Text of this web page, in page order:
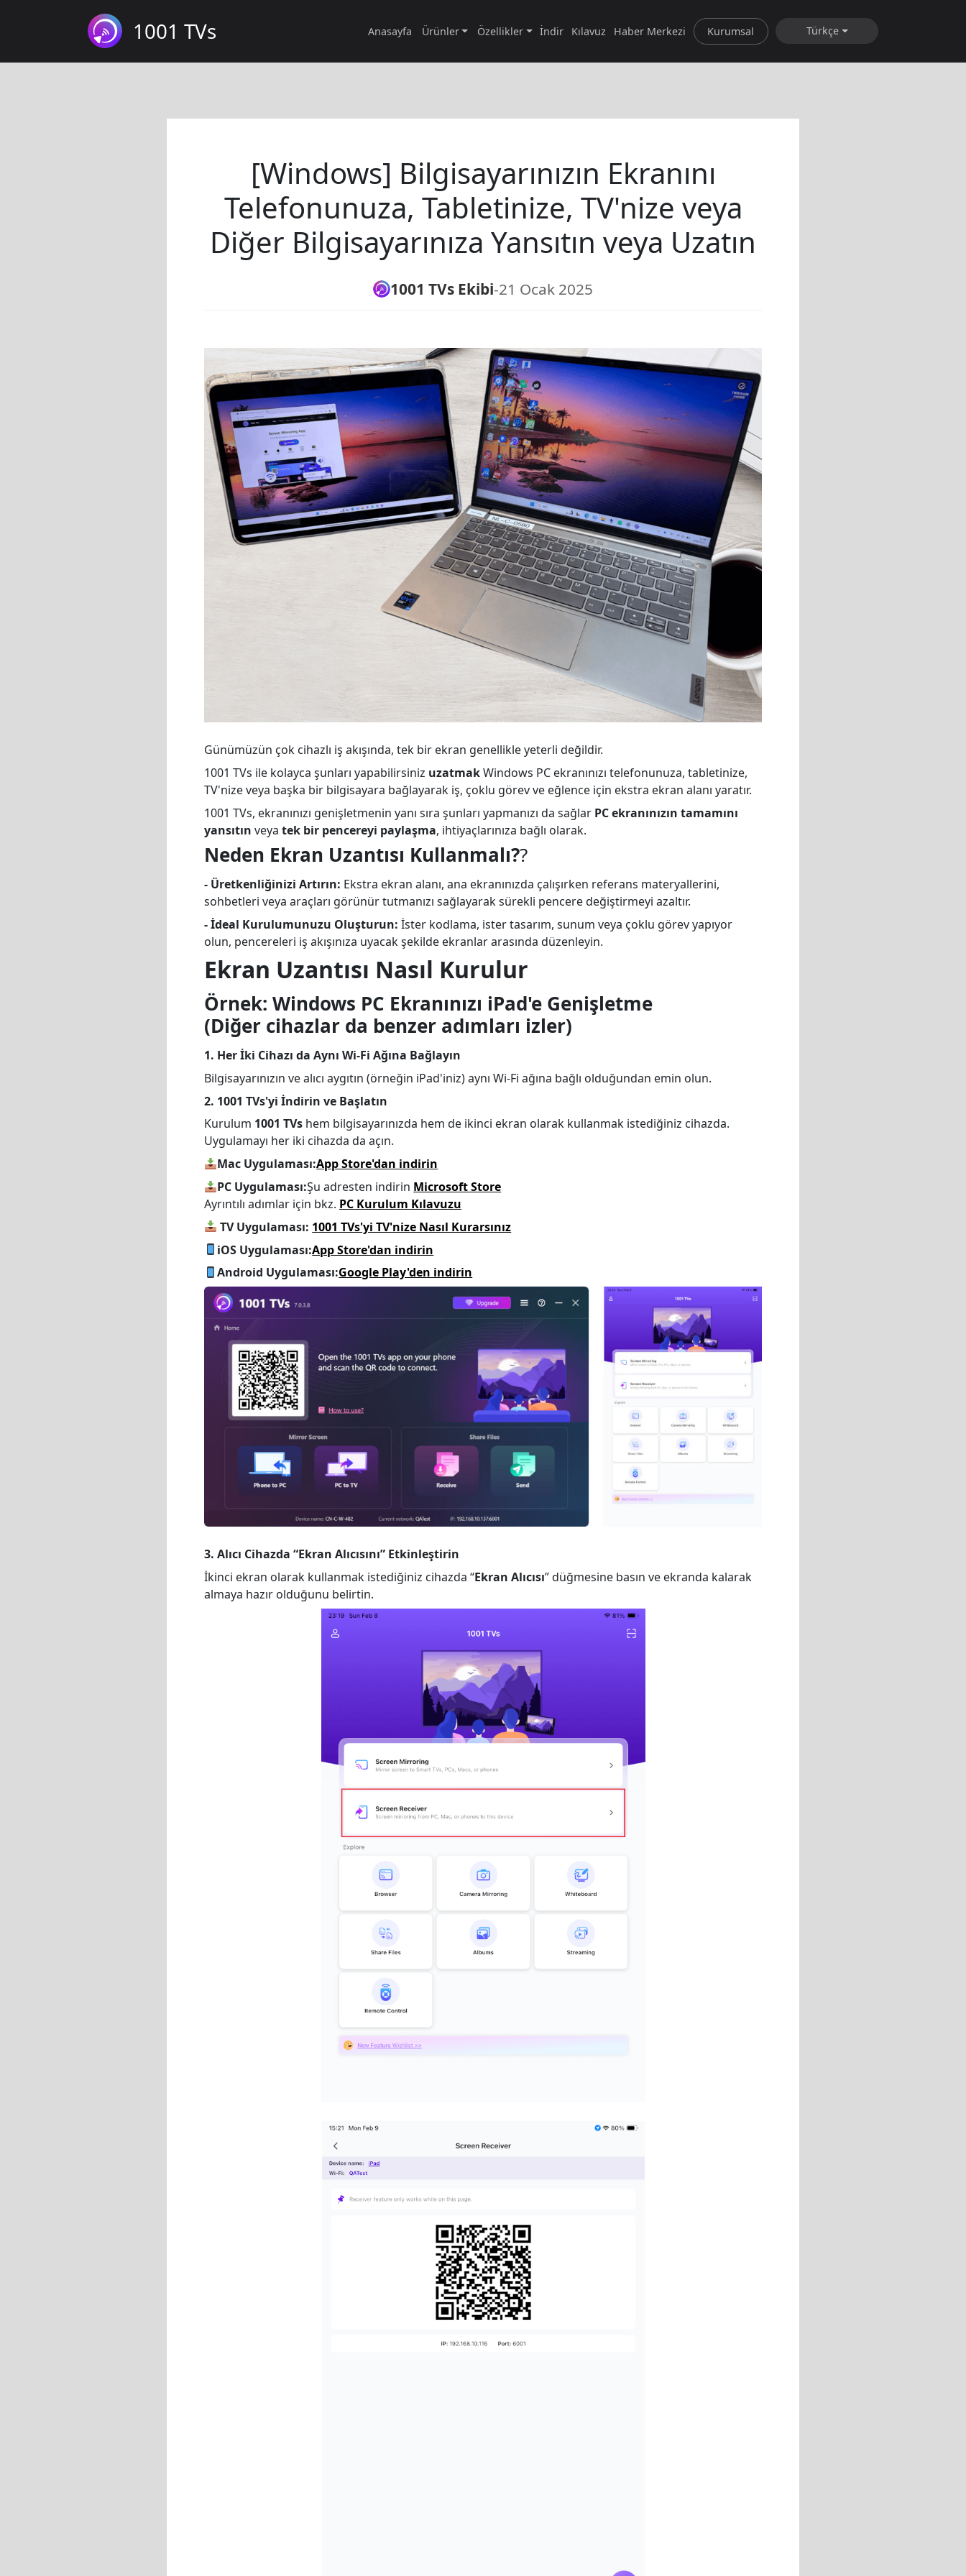
1001 TVs Anasayfa Ürünler Özellikler İndir Kılavuz Haber Merkezi Kurumsal Türkçe
[Windows] Bilgisayarınızın Ekranını
Telefonunuza, Tabletinize, TV'nize veya
Diğer Bilgisayarınıza Yansıtın veya Uzatın
1001 TVs Ekibi-21 Ocak 2025
Günümüzün çok cihazlı iş akışında, tek bir ekran genellikle yeterli değildir.
1001 TVs ile kolayca şunları yapabilirsiniz uzatmakWindows PC ekranınızı telefonunuza, tabletinize,
TV'nize veya başka bir bilgisayara bağlayarak iş, çoklu görev ve eğlence için ekstra ekran alanı yaratır.
1001 TVs, ekranınızı genişletmenin yanı sıra şunları yapmanızı da sağlar PC ekranınızın tamamını
yansıtın veya tek bir pencereyi paylaşma, ihtiyaçlarınıza bağlı olarak.
Neden Ekran Uzantısı Kullanmalı??
- Üretkenliğinizi Artırın: Ekstra ekran alanı, ana ekranınızda çalışırken referans materyallerini,
sohbetleri veya araçları görünür tutmanızı sağlayarak sürekli pencere değiştirmeyi azaltır.
- İdeal Kurulumunuzu Oluşturun: İster kodlama, ister tasarım, sunum veya çoklu görev yapıyor
olun, pencereleri iş akışınıza uyacak şekilde ekranlar arasında düzenleyin.
Ekran Uzantısı Nasıl Kurulur
Örnek: Windows PC Ekranınızı iPad'e Genişletme
(Diğer cihazlar da benzer adımları izler)
1. Her İki Cihazı da Aynı Wi-Fi Ağına Bağlayın
Bilgisayarınızın ve alıcı aygıtın (örneğin iPad'iniz) aynı Wi-Fi ağına bağlı olduğundan emin olun.
2. 1001 TVs'yi İndirin ve Başlatın
Kurulum 1001 TVs hem bilgisayarınızda hem de ikinci ekran olarak kullanmak istediğiniz cihazda.
Uygulamayı her iki cihazda da açın.
Mac Uygulaması:App Store'dan indirin
PC Uygulaması:Şu adresten indirin Microsoft Store
Ayrıntılı adımlar için bkz. PC Kurulum Kılavuzu
TV Uygulaması: 1001 TVs'yi TV'nize Nasıl Kurarsınız
iOS Uygulaması:App Store'dan indirin
Android Uygulaması:Google Play'den indirin
3. Alıcı Cihazda “Ekran Alıcısını” Etkinleştirin
İkinci ekran olarak kullanmak istediğiniz cihazda “Ekran Alıcısı” düğmesine basın ve ekranda kalarak
almaya hazır olduğunu belirtin.